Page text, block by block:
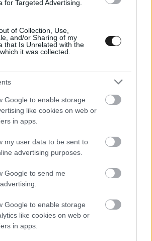
for Targeted Advertising.
of Collection, Use,
and/or Sharing of my
that Is Unrelated with the
it was collected.
Google to enable storage
like cookies on web or
in apps.
my user data to be sent to
advertising purposes.
Google to send me
Google to enable storage
like cookies on web or
in apps.
JÚL. 28.
Benz felkészül a teljes
váltásra
arra, hogy az évtized végére
teszik. Azzal, hogy a cég az „első az
a „teljesen elektromos”
autógyártó tovább száguld az
jövő felé. 2022-re a
lefedett minden kategóriában kínál